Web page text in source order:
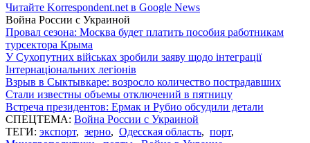
Читайте Korrespondent.net в Google News
Война России с Украиной
Провал сезона: Москва будет платить пособия работникам
турсектора Крыма
У Сухопутних військах зробили заяву щодо інтеграції
Інтернаціональних легіонів
Взрыв в Сыктывкаре: возросло количество пострадавших
Стали известны объемы отключений в пятницу
Встреча президентов: Ермак и Рубио обсудили детали
СПЕЦТЕМА: Война России с Украиной
ТЕГИ: экспорт, зерно, Одесская область, порт,